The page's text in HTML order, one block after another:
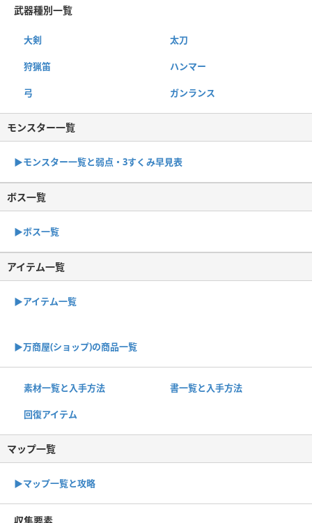
武器種別一覧
大剣 太刀
狩猟笛 ハンマー
弓 ガンランス
モンスター一覧
▶︎モンスター一覧と弱点・3すくみ早見表
ボス一覧
▶︎ボス一覧
アイテム一覧
▶アイテム一覧
▶︎万商屋(ショップ)の商品一覧
素材一覧と入手方法 書一覧と入手方法
回復アイテム
マップ一覧
▶︎マップ一覧と攻略